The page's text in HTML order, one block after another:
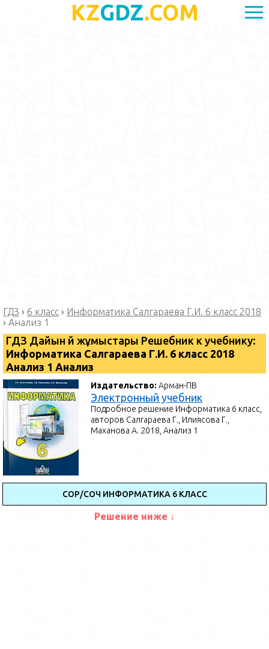
KZGDZ.COM
ГДЗ › 6 класс › Информатика Салгараева Г.И. 6 класс 2018
› Анализ 1
ГДЗ Дайын үй жұмыстары Решебник к учебнику:
Информатика Салгараева Г.И. 6 класс 2018
Анализ 1 Анализ
Издательство:Арман-ПВ
Электронный учебник
Подробное решение Информатика 6 класс,
авторов Салгараева Г., Илиясова Г.,
Маханова А. 2018, Анализ 1
СОР/СОЧ ИНФОРМАТИКА 6 КЛАСС
Решение ниже ↓